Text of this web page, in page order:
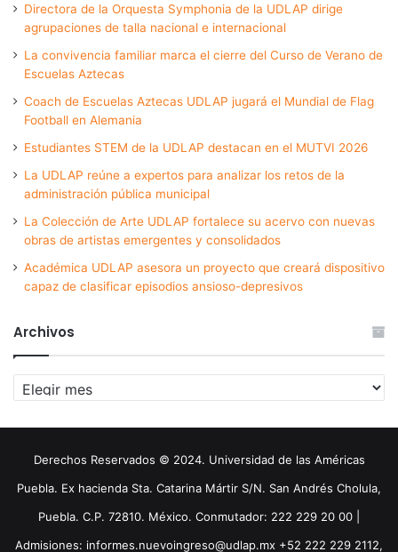
Directora de la Orquesta Symphonia de la UDLAP dirige
agrupaciones de talla nacional e internacional
La convivencia familiar marca el cierre del Curso de Verano de
Escuelas Aztecas
Coach de Escuelas Aztecas UDLAP jugará el Mundial de Flag
Football en Alemania
Estudiantes STEM de la UDLAP destacan en el MUTVI 2026
La UDLAP reúne a expertos para analizar los retos de la
administración pública municipal
La Colección de Arte UDLAP fortalece su acervo con nuevas
obras de artistas emergentes y consolidados
Académica UDLAP asesora un proyecto que creará dispositivo
capaz de clasificar episodios ansioso-depresivos
Archivos
Archivos
Derechos Reservados © 2024. Universidad de las Américas
Puebla. Ex hacienda Sta. Catarina Mártir S/N. San Andrés Cholula,
Puebla. C.P. 72810. México. Conmutador: 222 229 20 00 |
Admisiones: informes.nuevoingreso@udlap.mx +52 222 229 2112,